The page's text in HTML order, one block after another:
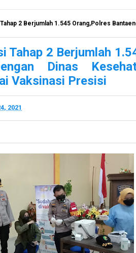
Orang,Polres Bantaeng Bekerjasama Dengan Dinas Kesehatan Kabupaten
Tahap 2 Berjumlah
Dinas
Vaksinasi Presisi
2021